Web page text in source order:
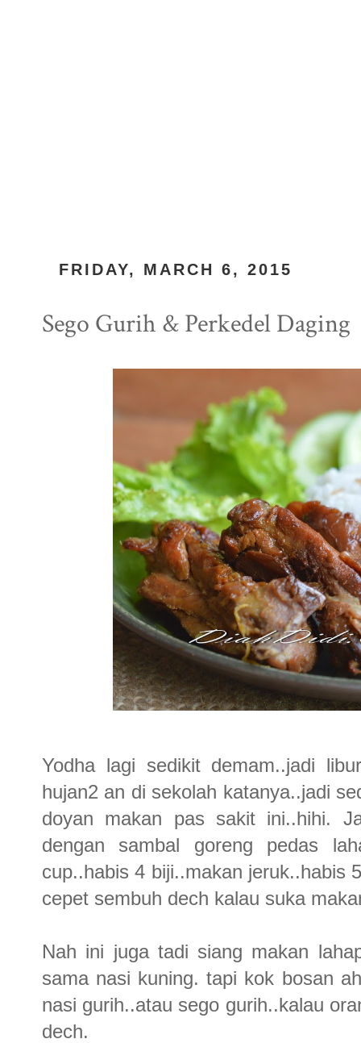
FRIDAY, MARCH 6, 2015
Sego Gurih & Perkedel Daging
Yodha lagi sedikit demam..jadi
hujan2 an di sekolah katanya..jadi
doyan makan pas sakit ini..hihi.
dengan sambal goreng pedas
cup..habis 4 biji..makan jeruk..habis
cepet sembuh dech kalau suka
Nah ini juga tadi siang makan
sama nasi kuning. tapi kok bosan
nasi gurih..atau sego gurih..kalau
dech.